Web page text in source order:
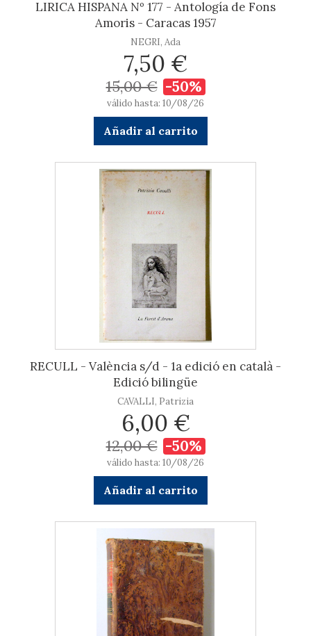
LIRICA HISPANA Nº 177 - Antología de Fons
Amoris - Caracas 1957
NEGRI, Ada
7,50 €
15,00 € -50%
válido hasta: 10/08/26
Añadir al carrito
RECULL - València s/d - 1a edició en català -
Edició bilingüe
CAVALLI, Patrizia
6,00 €
12,00 € -50%
válido hasta: 10/08/26
Añadir al carrito